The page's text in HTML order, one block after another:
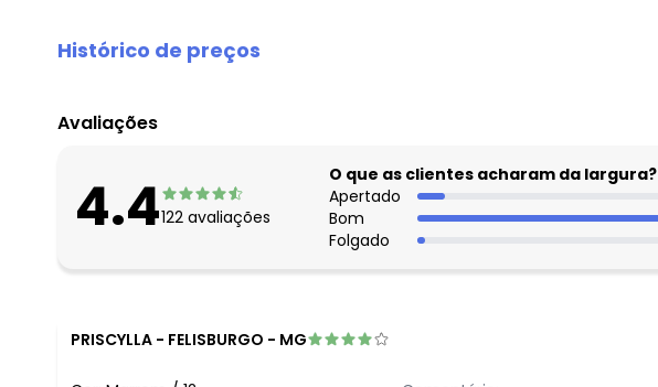
Histórico de preços
agosto/2026
maio/2026
abril/2026
fevereiro/2026
Avaliações
4.4122 avaliações
O que as clientes acharam da largura?
Apertado
Bom
Folgado
PRISCYLLA - FELISBURGO - MG